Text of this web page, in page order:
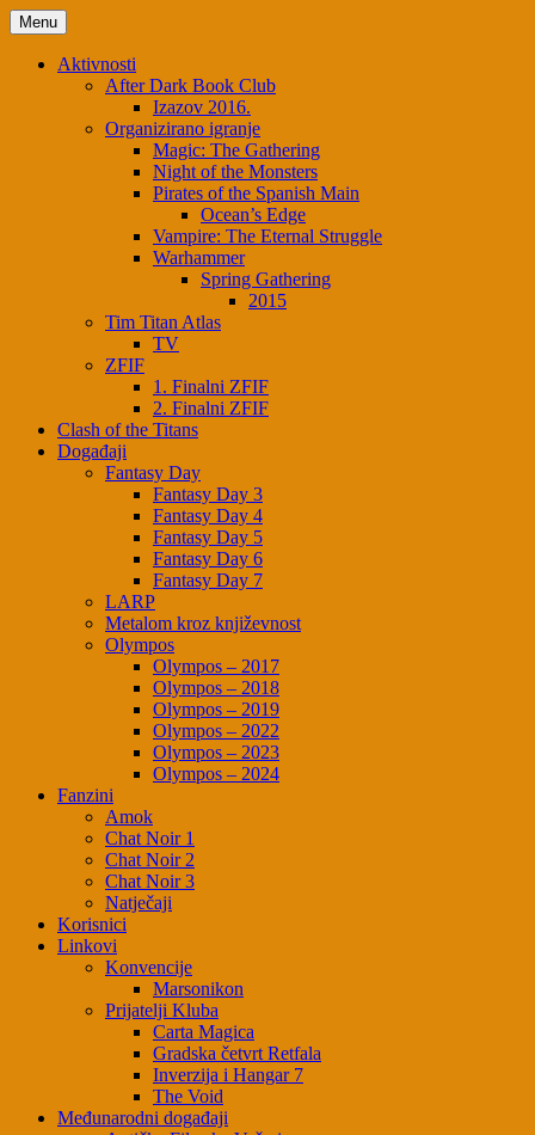
Skip
to
content
Menu
Aktivnosti
After Dark Book Club
Izazov 2016.
Organizirano igranje
Magic: The Gathering
Night of the Monsters
Pirates of the Spanish Main
Ocean’s Edge
Vampire: The Eternal Struggle
Warhammer
Spring Gathering
2015
Tim Titan Atlas
TV
ZFIF
1. Finalni ZFIF
2. Finalni ZFIF
Clash of the Titans
Događaji
Fantasy Day
Fantasy Day 3
Fantasy Day 4
Fantasy Day 5
Fantasy Day 6
Fantasy Day 7
LARP
Metalom kroz književnost
Olympos
Olympos – 2017
Olympos – 2018
Olympos – 2019
Olympos – 2022
Olympos – 2023
Olympos – 2024
Fanzini
Amok
Chat Noir 1
Chat Noir 2
Chat Noir 3
Natječaji
Korisnici
Linkovi
Konvencije
Marsonikon
Prijatelji Kluba
Carta Magica
Gradska četvrt Retfala
Inverzija i Hangar 7
The Void
Međunarodni događaji